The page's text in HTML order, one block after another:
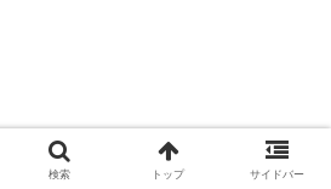
検索 トップ サイドバー